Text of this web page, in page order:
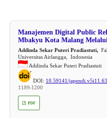
Manajemen Digital Public
Mbakyu Kota Malang
Addinda Sekar Puteri Pradiastuti,
Universitas Airlangga, Indonesia
Addinda Sekar Puteri Pradiastuti
DOI: 10.59141/
1189-1200
PDF